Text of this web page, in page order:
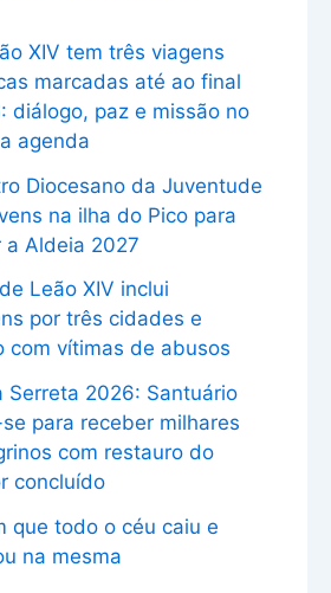
XIV tem três viagens
marcadas até ao final
diálogo, paz e missão no
agenda
Diocesano da Juventude
na ilha do Pico para
a Aldeia 2027
Leão XIV inclui
por três cidades e
com vítimas de abusos
Serreta 2026: Santuário
para receber milhares
com restauro do
concluído
que todo o céu caiu e
na mesma